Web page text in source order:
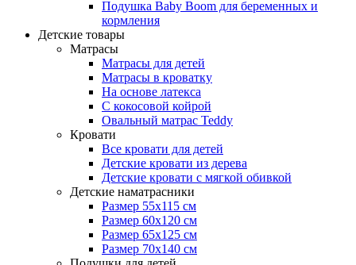
Подушка Baby Boom для беременных и
кормления
Детские товары
Матрасы
Матрасы для детей
Матрасы в кроватку
На основе латекса
С кокосовой койрой
Овальный матрас Teddy
Кровати
Все кровати для детей
Детские кровати из дерева
Детские кровати с мягкой обивкой
Детские наматрасники
Размер 55x115 см
Размер 60x120 см
Размер 65x125 см
Размер 70x140 см